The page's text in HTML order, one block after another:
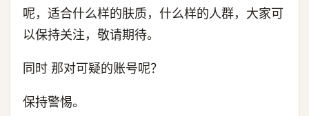
呢，适合什么样的肤质，什么样的人群，大家可
以保持关注，敬请期待。
同时 那对可疑的账号呢？
保持警惕。